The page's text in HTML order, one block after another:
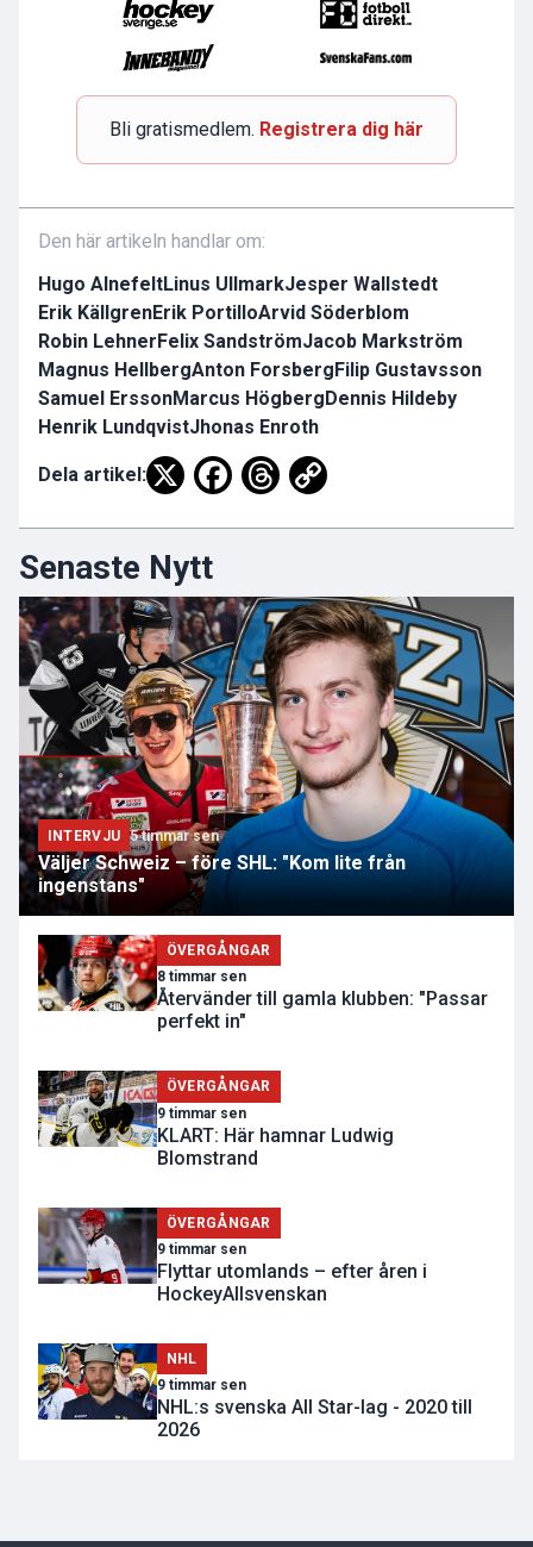
Bli gratismedlem. Registrera dig här
Den här artikeln handlar om:
Hugo AlnefeltLinus UllmarkJesper Wallstedt
Erik KällgrenErik PortilloArvid Söderblom
Robin LehnerFelix SandströmJacob Markström
Magnus HellbergAnton ForsbergFilip Gustavsson
Samuel ErssonMarcus HögbergDennis Hildeby
Henrik LundqvistJhonas Enroth
Dela artikel:
Senaste Nytt
INTERVJU 5 timmar sen
Väljer Schweiz – före SHL: "Kom lite från
ingenstans"
ÖVERGÅNGAR
8 timmar sen
Återvänder till gamla klubben: "Passar
perfekt in"
ÖVERGÅNGAR
9 timmar sen
KLART: Här hamnar Ludwig
Blomstrand
ÖVERGÅNGAR
9 timmar sen
Flyttar utomlands – efter åren i
HockeyAllsvenskan
NHL
9 timmar sen
NHL:s svenska All Star-lag - 2020 till
2026